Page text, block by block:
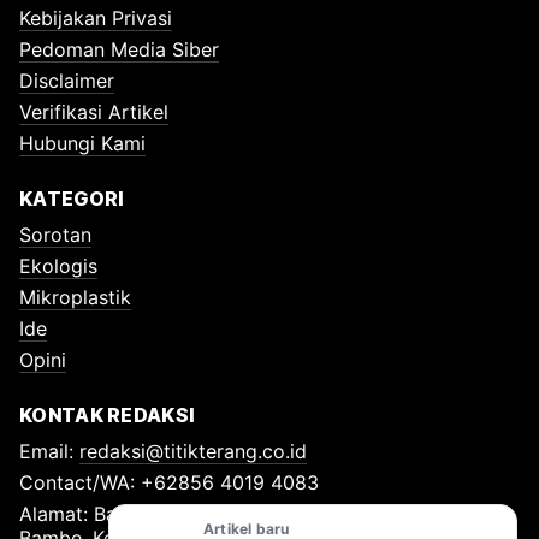
Kebijakan Privasi
Pedoman Media Siber
Disclaimer
Verifikasi Artikel
Hubungi Kami
KATEGORI
Sorotan
Ekologis
Mikroplastik
Ide
Opini
KONTAK REDAKSI
Email: redaksi@titikterang.co.id
Contact/WA: +62856 4019 4083
Alamat: Bambe Nomor 115, RT 009 RW 009, Desa
Artikel baru